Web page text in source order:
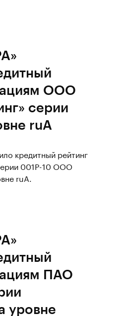
ООО
серии
ruA
кредитный рейтинг
001Р-10 ООО
ruA.
ПАО
уровне